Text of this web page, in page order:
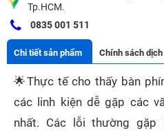
Tp.HCM.
0835 001 511
Chi tiết sản phẩm Chính sách
🌟Thực tế cho thấy bàn
các linh kiện dễ gặp các
nhất. Các lỗi thường gặp